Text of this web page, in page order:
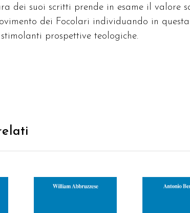
dei suoi scritti prende in esame il valore
dei Focolari individuando in
prospettive teologiche.